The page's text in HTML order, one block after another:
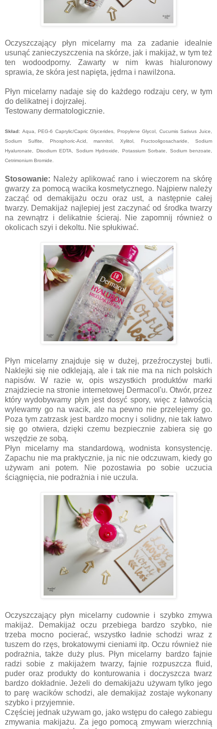
Oczyszczający płyn micelarny ma za zadanie idealnie
usunąć zanieczyszczenia na skórze, jak i makijaż, w tym też
ten wodoodporny. Zawarty w nim kwas hialuronowy
sprawia, że skóra jest napięta, jędrna i nawilżona.
Płyn micelarny nadaje się do każdego rodzaju cery, w tym
do delikatnej i dojrzałej.
Testowany dermatologicznie.
Skład: Aqua, PEG-6 Caprylic/Capric Glycerides, Propylene Glycol, Cucumis Sativus Juice,
Sodium Sulfite, Phosphoric-Acid, mannitol, Xylitol, Fructooligosacharide, Sodium
Hyaluronate, Disodium EDTA, Sodium Hydroxide, Potassium Sorbate, Sodium benzoate,
Cetrimonium Bromide.
Stosowanie: Należy aplikować rano i wieczorem na skórę
gwarzy za pomocą wacika kosmetycznego. Najpierw należy
zacząć od demakijażu oczu oraz ust, a następnie całej
twarzy. Demakijaż najlepiej jest zaczynać od środka twarzy
na zewnątrz i delikatnie ścieraj. Nie zapomnij również o
okolicach szyi i dekoltu. Nie spłukiwać.
Płyn micelarny znajduje się w dużej, przeźroczystej butli.
Naklejki się nie odklejają, ale i tak nie ma na nich polskich
napisów. W razie w, opis wszystkich produktów marki
znajdziecie na stronie internetowej Dermacol'u. Otwór, przez
który wydobywamy płyn jest dosyć spory, więc z łatwością
wylewamy go na wacik, ale na pewno nie przelejemy go.
Poza tym zatrzask jest bardzo mocny i solidny, nie tak łatwo
się go otwiera, dzięki czemu bezpiecznie zabiera się go
wszędzie ze sobą.
Płyn micelarny ma standardową, wodnista konsystencję.
Zapachu nie ma praktycznie, ja nic nie odczuwam, kiedy go
używam ani potem. Nie pozostawia po sobie uczucia
ściągnięcia, nie podrażnia i nie uczula.
Oczyszczający płyn micelarny cudownie i szybko zmywa
makijaż. Demakijaż oczu przebiega bardzo szybko, nie
trzeba mocno pocierać, wszystko ładnie schodzi wraz z
tuszem do rzęs, brokatowymi cieniami itp. Oczu również nie
podrażnia, także duży plus. Płyn micelarny bardzo fajnie
radzi sobie z makijażem twarzy, fajnie rozpuszcza fluid,
puder oraz produkty do konturowania i doczyszcza twarz
bardzo dokładnie. Jeżeli do demakijażu używam tylko jego
to parę wacików schodzi, ale demakijaż zostaje wykonany
szybko i przyjemnie.
Częściej jednak używam go, jako wstępu do całego zabiegu
zmywania makijażu. Za jego pomocą zmywam wierzchnią